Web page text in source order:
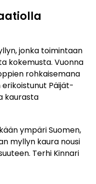
jonka toimintaan
kokemusta. Vuonna
rohkaisemana
Päijät-
kaurasta
ympäri Suomen,
myllyn kaura nousi
Terhi Kinnari